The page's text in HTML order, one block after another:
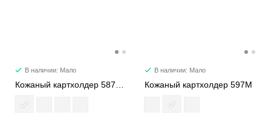
В наличии: Мало В наличии: Мало
Кожаный картхолдер 597M